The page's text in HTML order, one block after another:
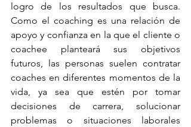
logro de los resultados que busca.
Como el coaching es una relación de
apoyo y confianza en la que el cliente o
coachee planteará sus objetivos
futuros, las personas suelen contratar
coaches en diferentes momentos de la
vida, ya sea que estén por tomar
decisiones de carrera, solucionar
problemas o situaciones laborales